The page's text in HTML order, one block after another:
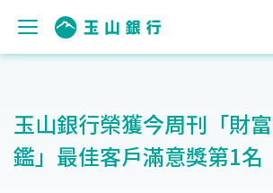
玉山銀行榮獲今周刊「財
鑑」最佳客戶滿意獎第1名